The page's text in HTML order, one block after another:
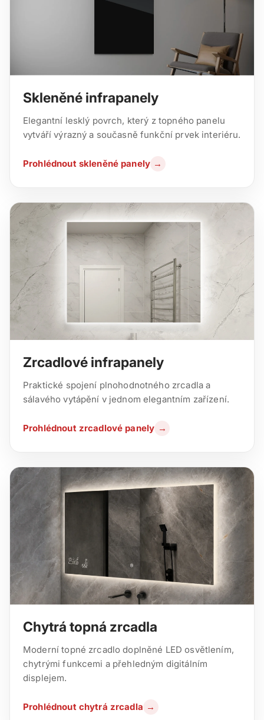
Skleněné infrapanely
Elegantní lesklý povrch, který z topného panelu
vytváří výrazný a současně funkční prvek interiéru.
Prohlédnout skleněné panely →
Zrcadlové infrapanely
Praktické spojení plnohodnotného zrcadla a
sálavého vytápění v jednom elegantním zařízení.
Prohlédnout zrcadlové panely →
Chytrá topná zrcadla
Moderní topné zrcadlo doplněné LED osvětlením,
chytrými funkcemi a přehledným digitálním
displejem.
Prohlédnout chytrá zrcadla →